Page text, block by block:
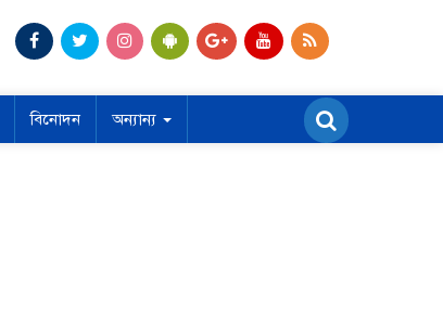
বিনোদন অন্যান্য